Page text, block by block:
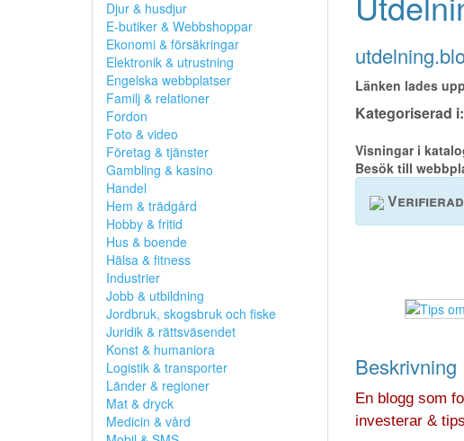
Djur & husdjur
E-butiker & Webbshoppar
Ekonomi & försäkringar
Elektronik & utrustning
Engelska webbplatser
Familj & relationer
Fordon
Foto & video
Företag & tjänster
Gambling & kasino
Handel
Hem & trädgård
Hobby & fritid
Hus & boende
Hälsa & fitness
Industrier
Jobb & utbildning
Jordbruk, skogsbruk och fiske
Juridik & rättsväsendet
Konst & humaniora
Logistik & transporter
Länder & regioner
Mat & dryck
Medicin & vård
Länken lades
Kategoriserad i:
Visningar i
Besök till
Verifierad
Beskrivning
En blogg som
investerar &